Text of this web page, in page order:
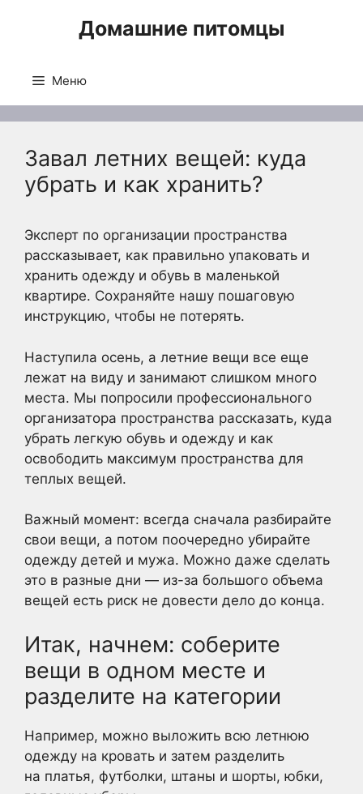
Домашние питомцы
Меню
Завал летних вещей: куда
убрать и как хранить?
Эксперт по организации пространства
рассказывает, как правильно упаковать и
хранить одежду и обувь в маленькой
квартире. Сохраняйте нашу пошаговую
инструкцию, чтобы не потерять.
Наступила осень, а летние вещи все еще
лежат на виду и занимают слишком много
места. Мы попросили профессионального
организатора пространства рассказать, куда
убрать легкую обувь и одежду и как
освободить максимум пространства для
теплых вещей.
Важный момент: всегда сначала разбирайте
свои вещи, а потом поочередно убирайте
одежду детей и мужа. Можно даже сделать
это в разные дни — из-за большого объема
вещей есть риск не довести дело до конца.
Итак, начнем: соберите
вещи в одном месте и
разделите на категории
Например, можно выложить всю летнюю
одежду на кровать и затем разделить
на платья, футболки, штаны и шорты, юбки,